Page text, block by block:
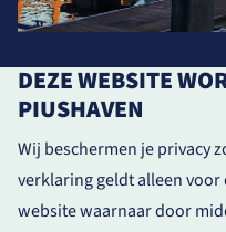
DEZE WEBSITE
PIUSHAVEN
Wij beschermen je privacy
verklaring geldt alleen
website waarnaar door